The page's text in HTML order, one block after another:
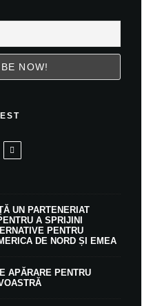
UN PARTENERIAT
A SPRIJINI
PENTRU
DE NORD ȘI EMEA
APĂRARE PENTRU